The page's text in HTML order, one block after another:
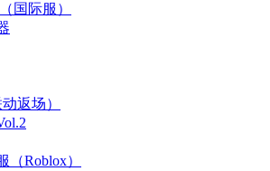
国际服）
返场）
（Roblox）